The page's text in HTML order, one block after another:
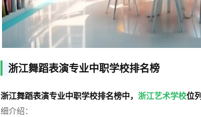
浙江舞蹈表演专业中职学校排名榜
浙江舞蹈表演专业中职学校排名榜中， 浙江艺术学校位
细介绍：